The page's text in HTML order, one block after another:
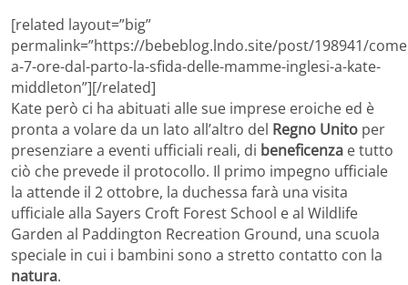
[related layout=”big”
permalink=”https://bebeblog.lndo.site/post/198941/
a-7-ore-dal-parto-la-sfida-delle-mamme-inglesi-a-kate-
middleton”][/related]
Kate però ci ha abituati alle sue imprese eroiche ed è
pronta a volare da un lato all’altro del Regno Unito per
presenziare a eventi ufficiali reali, di beneficenza e tutto
ciò che prevede il protocollo. Il primo impegno ufficiale
la attende il 2 ottobre, la duchessa farà una visita
ufficiale alla Sayers Croft Forest School e al Wildlife
Garden al Paddington Recreation Ground, una scuola
speciale in cui i bambini sono a stretto contatto con la
natura.